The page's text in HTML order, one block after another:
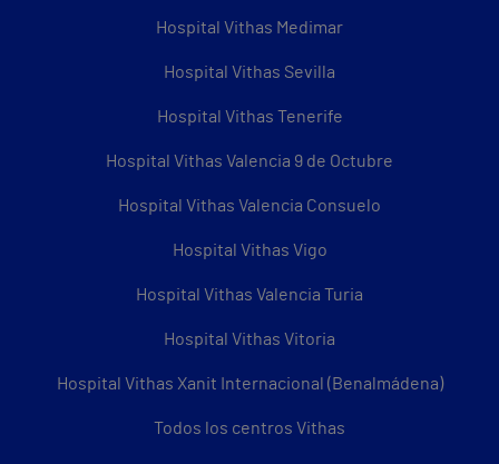
Hospital Vithas Medimar
Hospital Vithas Sevilla
Hospital Vithas Tenerife
Hospital Vithas Valencia 9 de Octubre
Hospital Vithas Valencia Consuelo
Hospital Vithas Vigo
Hospital Vithas Valencia Turia
Hospital Vithas Vitoria
Hospital Vithas Xanit Internacional (Benalmádena)
Todos los centros Vithas